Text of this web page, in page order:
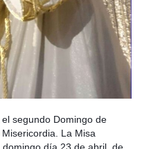
segundo Domingo de
La Misa
día 23 de abril, de